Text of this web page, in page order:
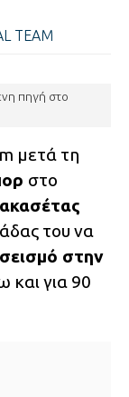
TEAM
πηγή στο
μετά τη
στο
του να
στην
και για 90